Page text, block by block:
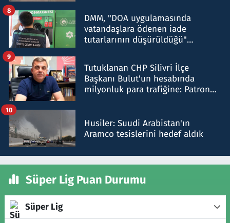
DMM, "DOA uygulamasında
vatandaşlara ödenen iade
tutarlarının düşürüldüğü"
8
Tutuklanan CHP Silivri İlçe
Başkanı Bulut'un hesabında
milyonluk para trafiğine: Patron
9
Husiler: Suudi Arabistan'ın
Aramco tesislerini hedef aldık
10
Süper Lig Puan Durumu
Süper Lig